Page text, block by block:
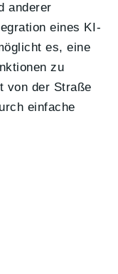
anderer
eines KI-
es, eine
zu
von der Straße
einfache